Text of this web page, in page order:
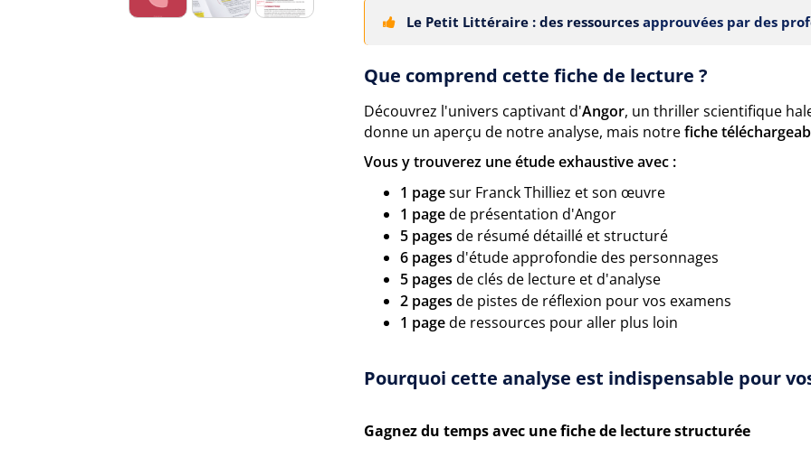
Le Petit Littéraire : des ressources approuvées par des
Que comprend cette fiche de lecture ?
Découvrez l'univers captivant d'Angor, un thriller scientifique
donne un aperçu de notre analyse, mais notrefiche
Vous y trouverez une étude exhaustive avec :
1 pagesur Franck Thilliez et son œuvre
1 pagede présentation d'Angor
5 pages de résumé détaillé et structuré
6 pages d'étude approfondie des personnages
5 pages de clés de lecture et d'analyse
2 pages de pistes de réflexion pour vos examens
1 pagede ressources pour aller plus loin
Pourquoi cette analyse est indispensable pour
Gagnez du temps avec une fiche de lecture structurée